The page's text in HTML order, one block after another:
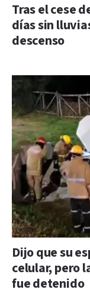
Tras el cese
días sin
descenso
Dijo que su
celular, pero
fue detenido